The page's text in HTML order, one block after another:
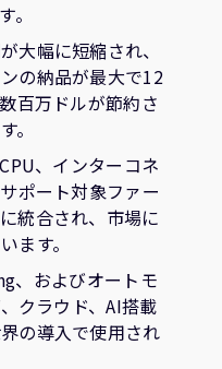
。
大幅に短縮され、
の納品が最大で12
百万ドルが節約さ
。
、インターコネ
ポート対象ファー
統合され、市場に
ます。
、およびオートモ
クラウド、AI搭載
の導入で使用され